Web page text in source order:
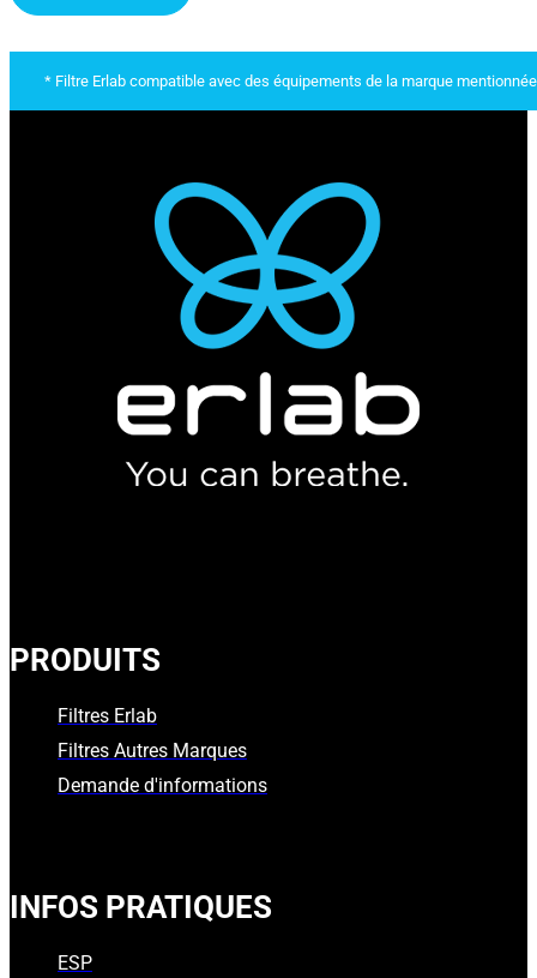
* Filtre Erlab compatible avec des équipements de la marque
PRODUITS
Filtres Erlab
Filtres Autres Marques
Demande d'informations
INFOS PRATIQUES
ESP